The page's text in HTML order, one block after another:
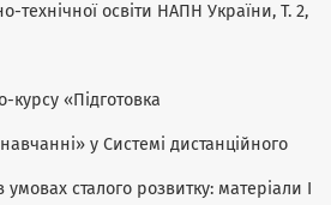
технічної освіти НАПН України, Т. 2,
курсу «Підготовка
у Системі дистанційного
сталого розвитку: матеріали І